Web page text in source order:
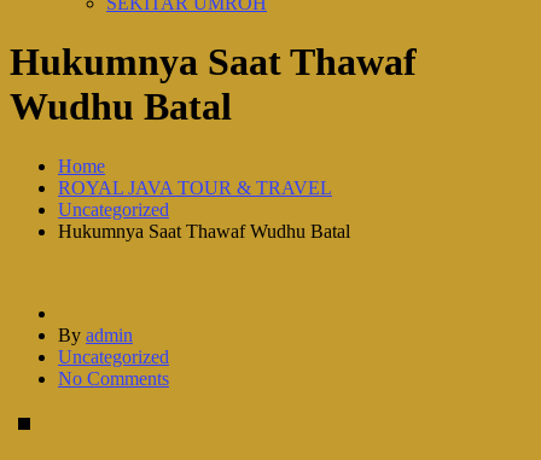
Hukumnya Saat Thawaf
Wudhu Batal
Home
ROYAL JAVA TOUR & TRAVEL
Uncategorized
Hukumnya Saat Thawaf Wudhu Batal
By admin
Uncategorized
No Comments